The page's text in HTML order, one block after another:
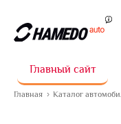
Главный сайт
Главная Каталог